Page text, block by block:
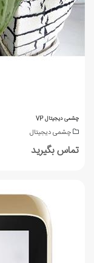
چشمی دیجیتال VP
چشمی دیجیتال
تماس بگیرید